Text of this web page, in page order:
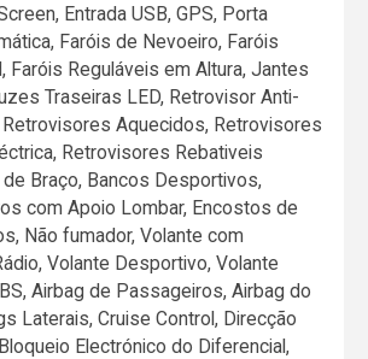
Entrada USB, GPS, Porta
Faróis de Nevoeiro, Faróis
Faróis Reguláveis em Altura, Jantes
Traseiras LED, Retrovisor Anti-
Retrovisores Aquecidos, Retrovisores
Retrovisores Rebativeis
Braço, Bancos Desportivos,
com Apoio Lombar, Encostos de
Não fumador, Volante com
Volante Desportivo, Volante
Airbag de Passageiros, Airbag do
Laterais, Cruise Control, Direcção
Electrónico do Diferencial,